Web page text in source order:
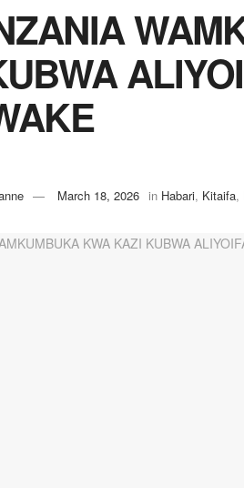
March 18, 2026 in Habari, Kitaifa,